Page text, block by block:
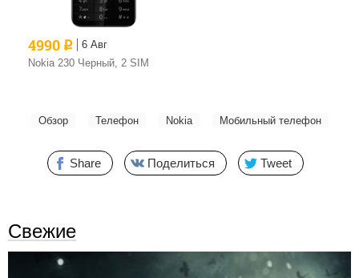
4990 q 6 Авг
Nokia 230 Черный, 2 SIM
Обзор Телефон Nokia Мобильный телефон
Share Поделиться Tweet
Свежие